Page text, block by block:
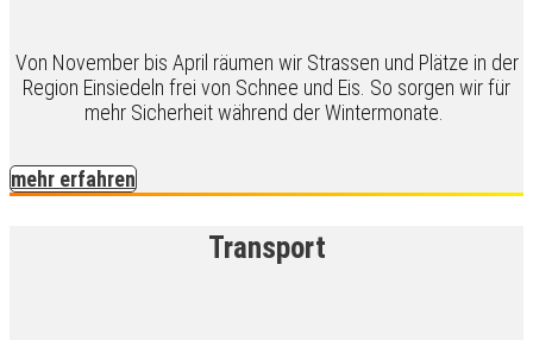
Von November bis April räumen wir Strassen und Plätze in der
Region Einsiedeln frei von Schnee und Eis. So sorgen wir für
mehr Sicherheit während der Wintermonate.
mehr erfahren
Transport